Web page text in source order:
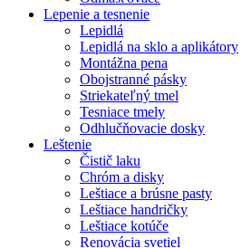
Lepenie a tesnenie
Lepidlá
Lepidlá na sklo a aplikátory
Montážna pena
Obojstranné pásky
Striekateľný tmel
Tesniace tmely
Odhlučňovacie dosky
Leštenie
Čistič laku
Chróm a disky
Leštiace a brúsne pasty
Leštiace handričky
Leštiace kotúče
Renovácia svetiel